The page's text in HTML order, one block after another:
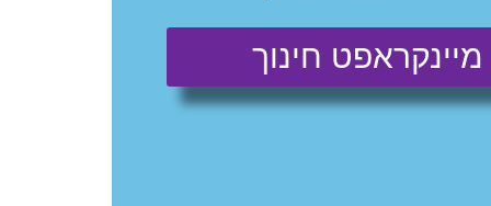
חינוך